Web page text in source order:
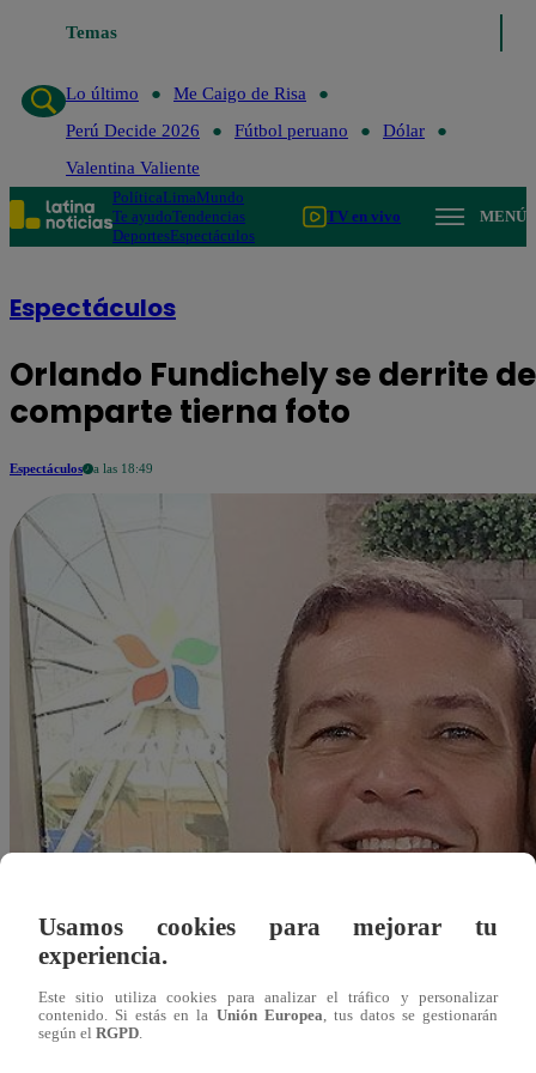
Temas
Lo último
Me Caigo de Risa
Perú Decide 2026
Fútbol peruano
Dólar
Valentina Valiente
PolíticaLimaMundo
Te ayudoTendencias
DeportesEspectáculos
TV en vivo MENÚ
Espectáculos
Orlando Fundichely se derrite
comparte tierna foto
Espectáculos a las 18:49
Usamos cookies para mejorar tu
experiencia.
Este sitio utiliza cookies para analizar el tráfico y personalizar
contenido. Si estás en la Unión Europea , tus datos se gestionarán
según el RGPD